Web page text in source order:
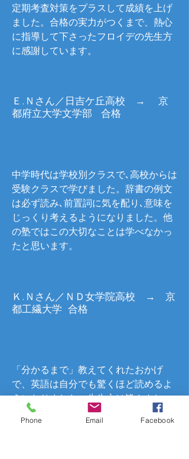
「分かるまで」教えてくれたおかげ
で、英語は自分でも驚くほど読めるよ
うになりました。先生方は皆やさし
く、気軽に質問できて、何でも親身に
相談にのってくれました。
中学時代は学校別クラスで､高校からは
受験クラスで学びました。辞書の例文
は必ず読み､前置詞に気を配り､意味を
じっくり考えるようになりました。他
の塾ではこの大切なことは学べなかっ
たと思います。
Ｋ.Ｎさん／ＮＤ女学院高校 → 京
都工繊大学 合格
定期考査対策をプラスして成績を上げ
ました。合格の実力がつくまで、熱心
に指導して下さったフロイデの先生方
に感謝しています。
Ｅ.Ｎさん／日吉ケ丘高校 → 京
都府立大学文学部 合格
Phone Email Facebook